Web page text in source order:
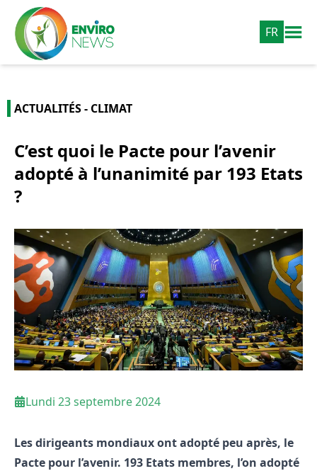
FR
ACTUALITÉS - CLIMAT
C’est quoi le Pacte pour l’avenir
adopté à l’unanimité par 193 Etats
?
Lundi 23 septembre 2024
Les dirigeants mondiaux ont adopté peu après, le
Pacte pour l’avenir. 193 Etats membres, l’on adopté